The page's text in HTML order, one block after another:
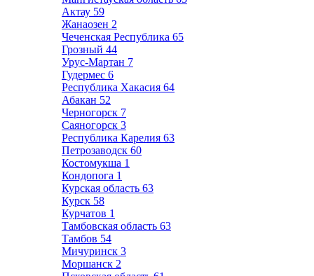
Актау 59
Жанаозен 2
Чеченская Республика 65
Грозный 44
Урус-Мартан 7
Гудермес 6
Республика Хакасия 64
Абакан 52
Черногорск 7
Саяногорск 3
Республика Карелия 63
Петрозаводск 60
Костомукша 1
Кондопога 1
Курская область 63
Курск 58
Курчатов 1
Тамбовская область 63
Тамбов 54
Мичуринск 3
Моршанск 2